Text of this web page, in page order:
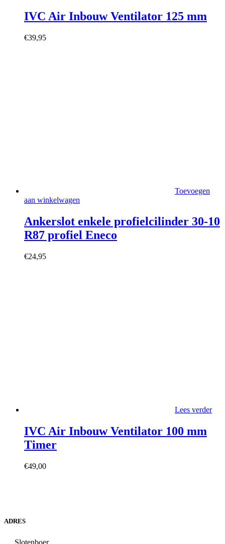
IVC Air Inbouw Ventilator 125 mm
€39,95
Toevoegen
aan winkelwagen
Ankerslot enkele profielcilinder 30-10
R87 profiel Eneco
€24,95
Lees verder
IVC Air Inbouw Ventilator 100 mm
Timer
€49,00
ADRES